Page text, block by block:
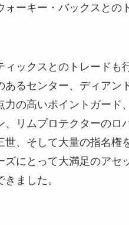
ォーキー・バックスとの
ィックスとのトレードも
あるセンター、ディアン
力の高いポイントガード
、リムプロテクターのロ
世、そして大量の指名権
ズにとって大満足のアセ
ました。